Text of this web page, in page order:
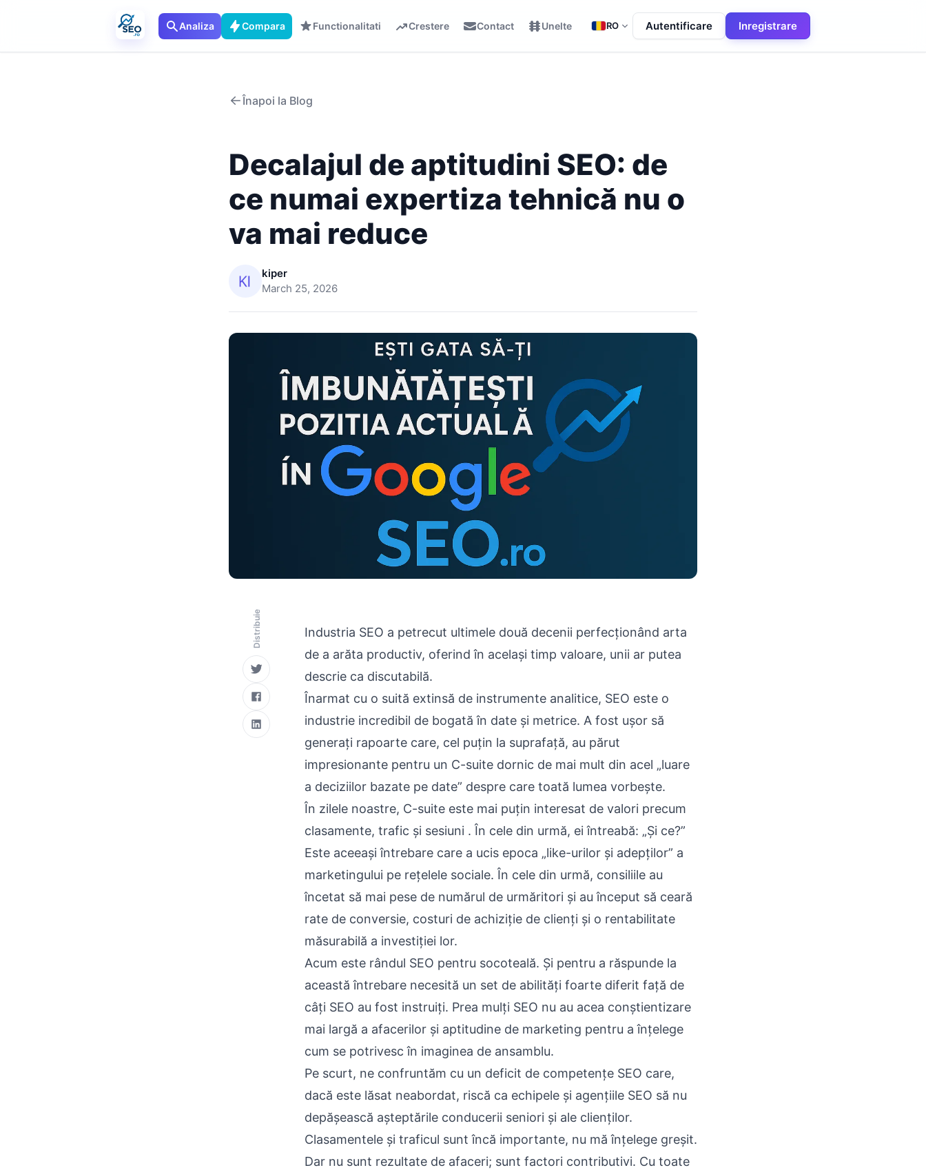
Analiza Compara Functionalitati Crestere Contact Unelte RO Autentificare Inregistrare
Înapoi la Blog
Decalajul de aptitudini SEO: de
ce numai expertiza tehnică nu o
va mai reduce
kiper
March 25, 2026
Distribuie
Industria SEO a petrecut ultimele două decenii perfecționând arta
de a arăta productiv, oferind în același timp valoare, unii ar putea
descrie ca discutabilă.
Înarmat cu o suită extinsă de instrumente analitice, SEO este o
industrie incredibil de bogată în date și metrice. A fost ușor să
generați rapoarte care, cel puțin la suprafață, au părut
impresionante pentru un C-suite dornic de mai mult din acel „luare
a deciziilor bazate pe date” despre care toată lumea vorbește.
În zilele noastre, C-suite este mai puțin interesat de valori precum
clasamente, trafic și sesiuni . În cele din urmă, ei întreabă: „Și ce?”
Este aceeași întrebare care a ucis epoca „like-urilor și adepților” a
marketingului pe rețelele sociale. În cele din urmă, consiliile au
încetat să mai pese de numărul de urmăritori și au început să ceară
rate de conversie, costuri de achiziție de clienți și o rentabilitate
măsurabilă a investiției lor.
Acum este rândul SEO pentru socoteală. Și pentru a răspunde la
această întrebare necesită un set de abilități foarte diferit față de
câți SEO au fost instruiți. Prea mulți SEO nu au acea conștientizare
mai largă a afacerilor și aptitudine de marketing pentru a înțelege
cum se potrivesc în imaginea de ansamblu.
Pe scurt, ne confruntăm cu un deficit de competențe SEO care,
dacă este lăsat neabordat, riscă ca echipele și agențiile SEO să nu
depășească așteptările conducerii seniori și ale clienților.
Clasamentele și traficul sunt încă importante, nu mă înțelege greșit.
Dar nu sunt rezultate de afaceri; sunt factori contributivi. Cu toate